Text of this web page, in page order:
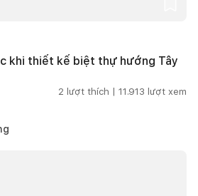
khi thiết kế biệt thự hướng Tây
2 lượt thích | 11.913 lượt xem